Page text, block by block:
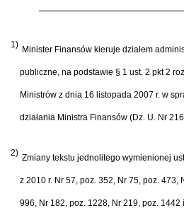
1) Minister Finansów kieruje działem
publiczne, na podstawie § 1 ust. 2 pkt 2
Ministrów z dnia 16 listopada 2007 r. w
działania Ministra Finansów (Dz. U. Nr
2) Zmiany tekstu jednolitego wymienionej
z 2010 r. Nr 57, poz. 352, Nr 75, poz. 473,
996, Nr 182, poz. 1228, Nr 219, poz.